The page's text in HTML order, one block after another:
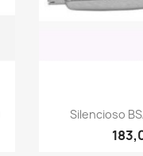

Silencioso